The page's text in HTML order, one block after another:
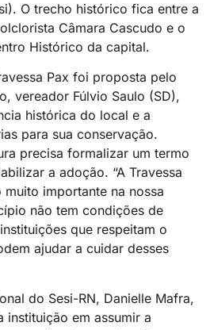
O trecho histórico fica entre a
Câmara Cascudo e o
Histórico da capital.
Pax foi proposta pelo
vereador Fúlvio Saulo (SD),
histórica do local e a
para sua conservação.
precisa formalizar um termo
a adoção. “A Travessa
muito importante na nossa
não tem condições de
que respeitam o
ajudar a cuidar desses
do Sesi-RN, Danielle Mafra,
instituição em assumir a